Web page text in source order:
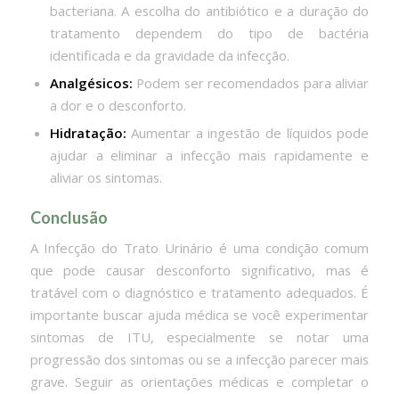
bacteriana. A escolha do antibiótico e a duração do
tratamento dependem do tipo de bactéria
identificada e da gravidade da infecção.
Analgésicos: Podem ser recomendados para aliviar
a dor e o desconforto.
Hidratação: Aumentar a ingestão de líquidos pode
ajudar a eliminar a infecção mais rapidamente e
aliviar os sintomas.
Conclusão
A Infecção do Trato Urinário é uma condição comum
que pode causar desconforto significativo, mas é
tratável com o diagnóstico e tratamento adequados. É
importante buscar ajuda médica se você experimentar
sintomas de ITU, especialmente se notar uma
progressão dos sintomas ou se a infecção parecer mais
grave. Seguir as orientações médicas e completar o